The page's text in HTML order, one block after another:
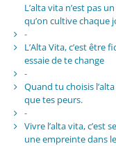
L’alta vita n’est pas
qu’on cultive chaque
-
L’Alta Vita, c’est
essaie de te change
-
Quand tu choisis
que tes peurs.
-
Vivre l’alta vita, c’est
une empreinte dans